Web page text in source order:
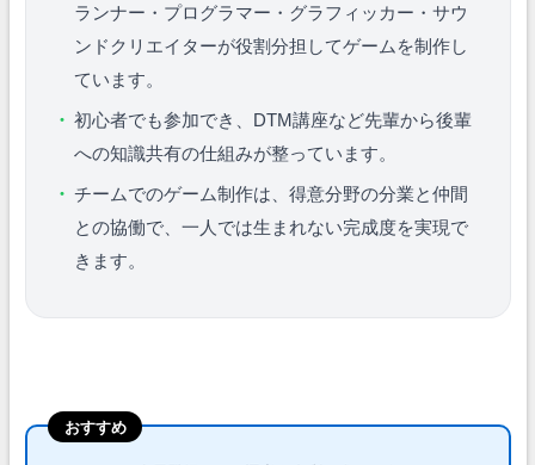
ランナー・プログラマー・グラフィッカー・サウ
ンドクリエイターが役割分担してゲームを制作し
ています。
初心者でも参加でき、DTM講座など先輩から後輩
への知識共有の仕組みが整っています。
チームでのゲーム制作は、得意分野の分業と仲間
との協働で、一人では生まれない完成度を実現で
きます。
おすすめ